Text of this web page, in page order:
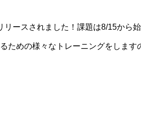
ースされました！課題は8/15から
ための様々なトレーニングをします